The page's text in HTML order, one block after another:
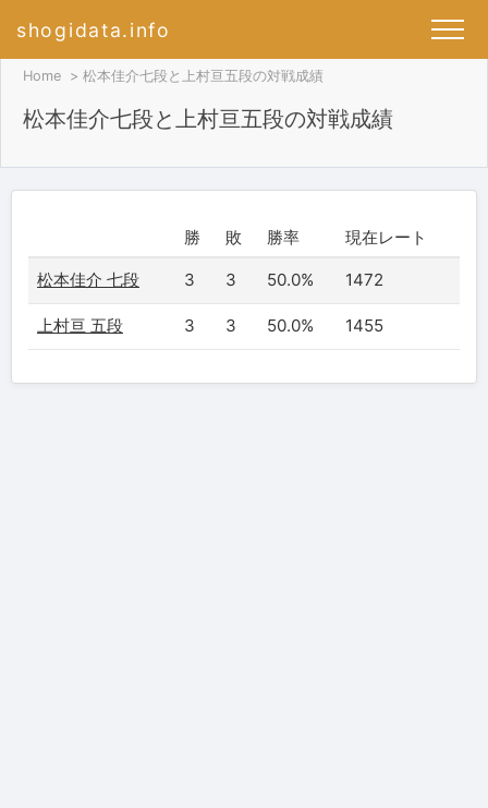
shogidata.info
Home 松本佳介七段と上村亘五段の対戦成績
松本佳介七段と上村亘五段の対戦成績
勝 敗 勝率 現在レート
松本佳介 七段 3 3 50.0% 1472
上村亘 五段 3 3 50.0% 1455